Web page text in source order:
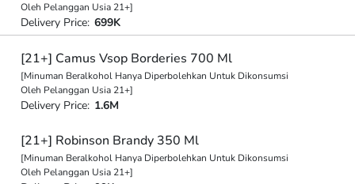
Oleh Pelanggan Usia 21+]
Delivery Price: 699K
[21+] Camus Vsop Borderies 700 Ml
[Minuman Beralkohol Hanya Diperbolehkan Untuk Dikonsumsi
Oleh Pelanggan Usia 21+]
Delivery Price: 1.6M
[21+] Robinson Brandy 350 Ml
[Minuman Beralkohol Hanya Diperbolehkan Untuk Dikonsumsi
Oleh Pelanggan Usia 21+]